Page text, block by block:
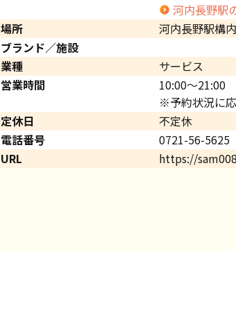
河内長野駅
場所
河内長野駅構内
ブランド／施設
業種
サービス
営業時間
10:00～21:00
※予約状況に
定休日
不定休
電話番号
0721-56-5625
URL
https://